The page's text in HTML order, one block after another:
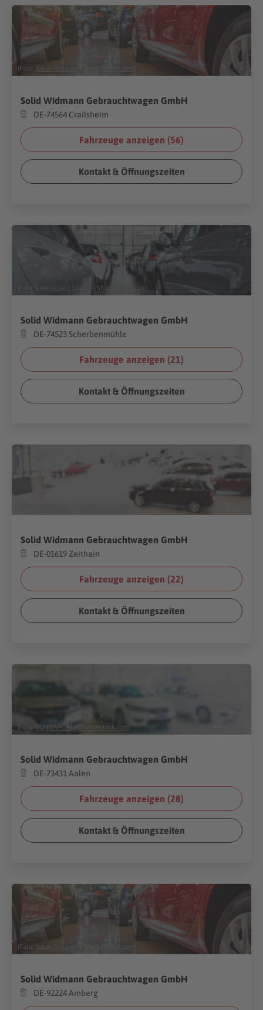
(Foto: Yakov Oskanov Shutterstock.com
Solid Widmann Gebrauchtwagen GmbH
DE-74564 Crailsheim
Fahrzeuge anzeigen (56)
Kontakt & Öffnungszeiten
(Foto: Greentellect Studio / Shutterstock.com)
Solid Widmann Gebrauchtwagen GmbH
DE-74523 Scherbenmühle
Fahrzeuge anzeigen (21)
Kontakt & Öffnungszeiten
Solid Widmann Gebrauchtwagen GmbH
DE-01619 Zeithain
Fahrzeuge anzeigen (22)
Kontakt & Öffnungszeiten
(Foto: GUNDAM_Ai / Shutterstock.com)
Solid Widmann Gebrauchtwagen GmbH
DE-73431 Aalen
Fahrzeuge anzeigen (28)
Kontakt & Öffnungszeiten
(Foto: Yakov Oskanov Shutterstock.com
Solid Widmann Gebrauchtwagen GmbH
DE-92224 Amberg